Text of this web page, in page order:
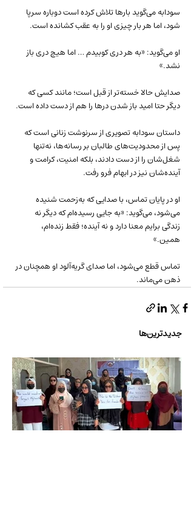
سودابه می‌گوید بارها تلاش کرده است دوباره سرپا
شود، اما هر بار چیزی او را به عقب کشانده است.
او می‌گوید: «به هر دری کوبیدم … اما هیچ دری باز
نشد.»
صدایش حالا خسته‌تر از قبل است؛ مانند کسی که
دیگر حتا امید باز شدن درها را هم از دست داده است.
داستان سودابه تصویری از سرنوشت زنانی است که
پس از محدودیت‌های طالبان بر رسانه‌ها، نه‌تنها
شغل‌شان را از دست دادند، بلکه امنیت، کرامت و
آینده‌شان نیز در ابهام فرو رفت.
او در پایان تماس، با صدایی که به‌زحمت شنیده
می‌شود، می‌گوید: «به جایی رسیده‌ام که دیگر نه
زندگی برایم معنا دارد و نه آینده؛ فقط زنده‌ام،
همین.»
تماس قطع می‌شود، اما صدای گریه‌آلود او همچنان در
ذهن می‌ماند.
جدیدترین‌ها